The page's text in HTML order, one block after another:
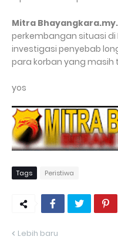
Mitra
perkembangan situasi
investigasi penyebab
para korban yang
yos
Tags Peristiwa
Lebih baru